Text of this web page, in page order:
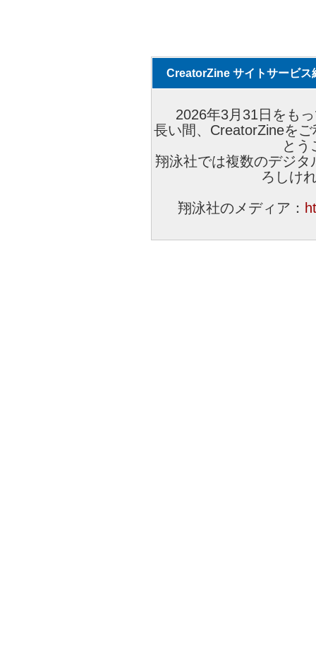
CreatorZine サイトサービス
2026年3月31日をも
長い間、CreatorZineを
とう
翔泳社では複数のデジ
ろしけ
翔泳社のメディア：